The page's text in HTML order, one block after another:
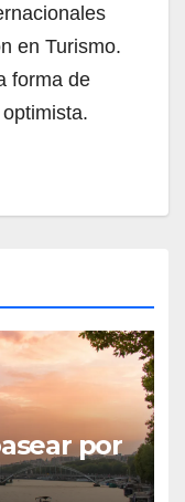
en Turismo.
forma de
por